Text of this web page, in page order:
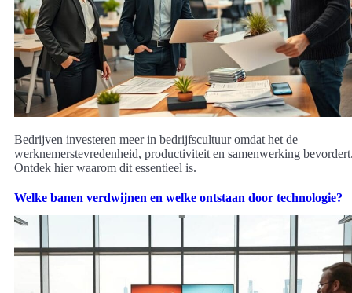
Bedrijven investeren meer in bedrijfscultuur omdat het de
werknemerstevredenheid, productiviteit en samenwerking
Ontdek hier waarom dit essentieel is.
Welke banen verdwijnen en welke ontstaan door technologie?